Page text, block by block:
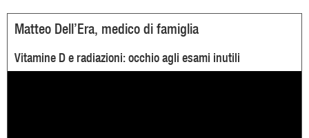
Matteo Dell’Era, medico di famiglia
Vitamine D e radiazioni: occhio agli esami inutili